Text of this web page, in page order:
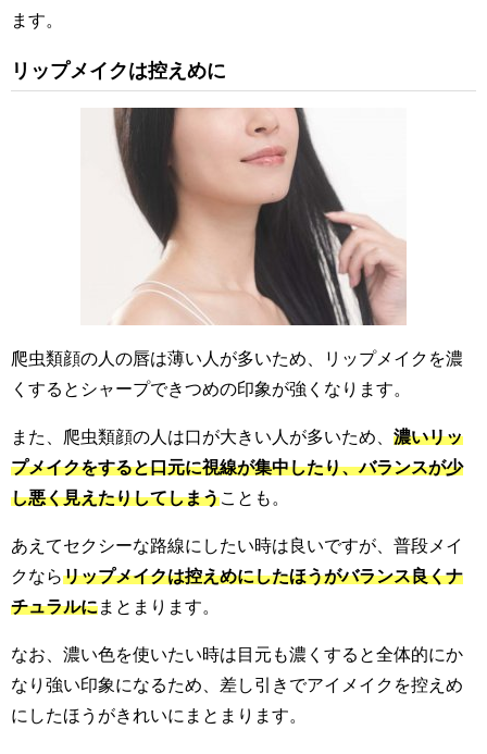
ます。
リップメイクは控えめに
爬虫類顔の人の唇は薄い人が多いため、リップメイクを濃
くするとシャープできつめの印象が強くなります。
また、爬虫類顔の人は口が大きい人が多いため、 濃いリッ
プメイクをすると口元に視線が集中したり、バランスが少
し悪く見えたりしてしまう ことも。
あえてセクシーな路線にしたい時は良いですが、普段メイ
クならリップメイクは控えめにしたほうがバランス良くナ
チュラルにまとまります。
なお、濃い色を使いたい時は目元も濃くすると全体的にか
なり強い印象になるため、差し引きでアイメイクを控えめ
にしたほうがきれいにまとまります。